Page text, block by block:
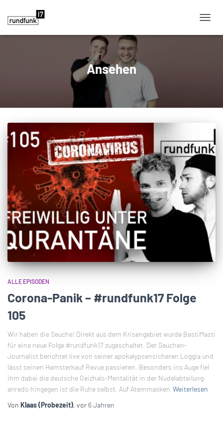
Ansehen
ALLE EPISODEN
Corona-Panik – #rundfunk17 Folge
105
Wir haben die Seuche! Direkt aus dem Krisengebiet wurde BastiMasti
für eine neue Folge #rundfunk17 zugeschaltet. Der Seuchen-
Journalist berichtet live von seiner apokalypsensicheren Loggia und
lässt seinen Hamsterkauf Revue passieren. Besonders ins Auge fiel
ihm dabei die deutsche Geizhals-Mentalität in der Nudelabteilung.
anredo hingegen ist die Ruhe selbst. Auf Atemmasken Weiterlesen
Von Klaas (Probezeit), vor 6 Jahren